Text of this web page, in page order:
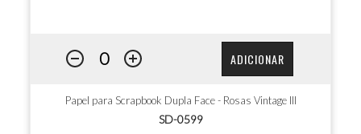
ADICIONAR
Papel para Scrapbook Dupla Face - Rosas Vintage III
SD-0599